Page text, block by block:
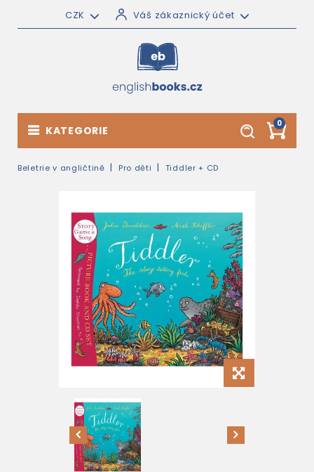
CZK Váš zákaznický účet
0
KATEGORIE
Beletrie v angličtině Pro děti Tiddler + CD